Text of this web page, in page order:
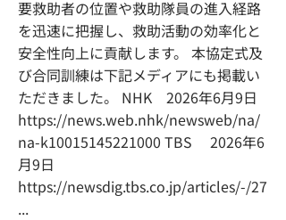
要救助者の位置や救助隊員の進入経路
を迅速に把握し、救助活動の効率化と
安全性向上に貢献します。 本協定式及
び合同訓練は下記メディアにも掲載い
ただきました。 NHK 2026年6月9日
https://news.web.nhk/newsweb/na/
na-k10015145221000 TBS 2026年6
月9日
https://newsdig.tbs.co.jp/articles/-/27
...